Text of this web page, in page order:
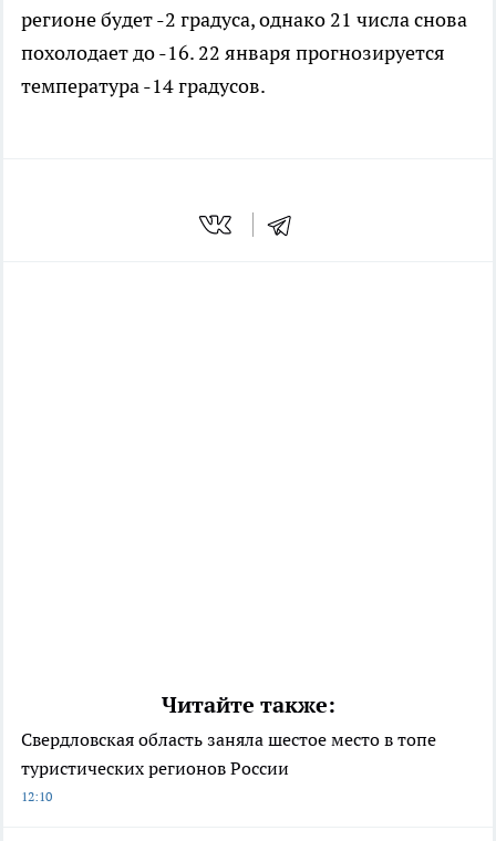
регионе будет -2 градуса, однако 21 числа снова
похолодает до -16. 22 января прогнозируется
температура -14 градусов.
Читайте также:
Свердловская область заняла шестое место в топе
туристических регионов России
12:10